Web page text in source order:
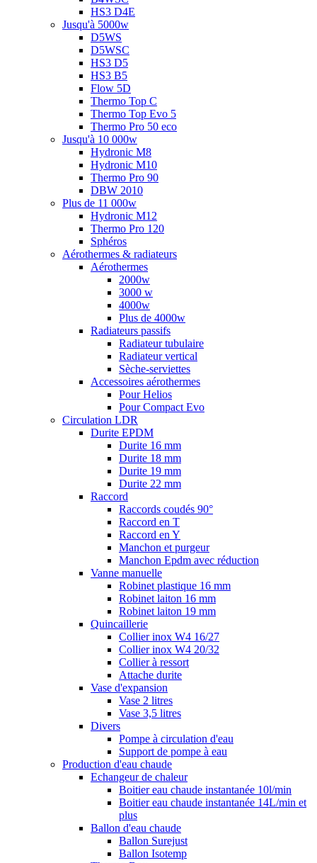
HS3 D4E
Jusqu'à 5000w
D5WS
D5WSC
HS3 D5
HS3 B5
Flow 5D
Thermo Top C
Thermo Top Evo 5
Thermo Pro 50 eco
Jusqu'à 10 000w
Hydronic M8
Hydronic M10
Thermo Pro 90
DBW 2010
Plus de 11 000w
Hydronic M12
Thermo Pro 120
Sphéros
Aérothermes & radiateurs
Aérothermes
2000w
3000 w
4000w
Plus de 4000w
Radiateurs passifs
Radiateur tubulaire
Radiateur vertical
Sèche-serviettes
Accessoires aérothermes
Pour Helios
Pour Compact Evo
Circulation LDR
Durite EPDM
Durite 16 mm
Durite 18 mm
Durite 19 mm
Durite 22 mm
Raccord
Raccords coudés 90°
Raccord en T
Raccord en Y
Manchon et purgeur
Manchon Epdm avec réduction
Vanne manuelle
Robinet plastique 16 mm
Robinet laiton 16 mm
Robinet laiton 19 mm
Quincaillerie
Collier inox W4 16/27
Collier inox W4 20/32
Collier à ressort
Attache durite
Vase d'expansion
Vase 2 litres
Vase 3,5 litres
Divers
Pompe à circulation d'eau
Support de pompe à eau
Production d'eau chaude
Echangeur de chaleur
Boitier eau chaude instantanée 10l/min
Boitier eau chaude instantanée 14L/min et
plus
Ballon d'eau chaude
Ballon Surejust
Ballon Isotemp